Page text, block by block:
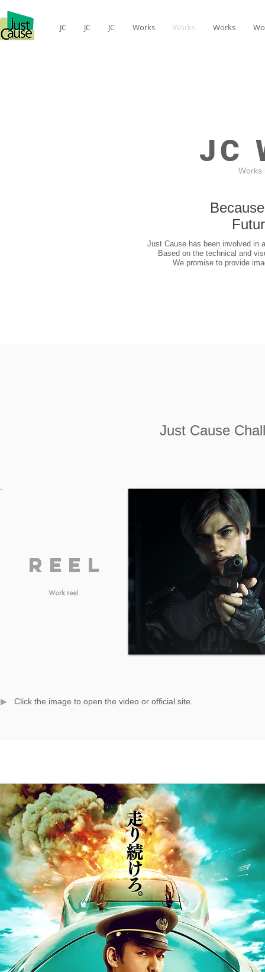
JC JC JC Works Works Works
JC
Works
Just Cause has been involved in
Based on the technical and
We promise to provide
Just Cause
Reel
​Work reel
▶ ︎ Click the image to open the video or official site.